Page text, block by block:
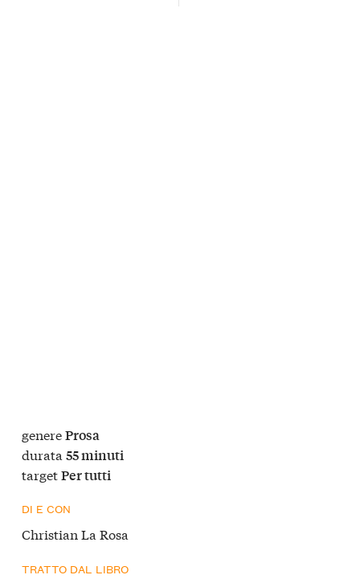
genereProsa
durata 55 minuti
targetPer tutti
DI E CON
Christian La Rosa
TRATTO DAL LIBRO